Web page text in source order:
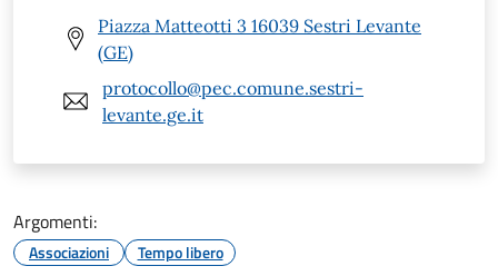
Piazza Matteotti 3 16039 Sestri Levante
(GE)
protocollo@pec.comune.sestri-
levante.ge.it
Argomenti:
Associazioni Tempo libero